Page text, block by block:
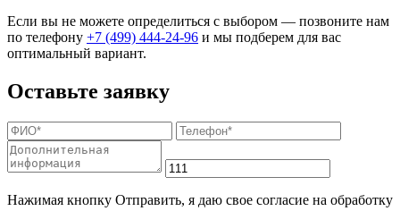
Если вы не можете определиться с выбором — позвоните нам
по телефону +7 (499) 444-24-96 и мы подберем для вас
оптимальный вариант.
Оставьте заявку
Нажимая кнопку Отправить, я даю свое согласие на обработку